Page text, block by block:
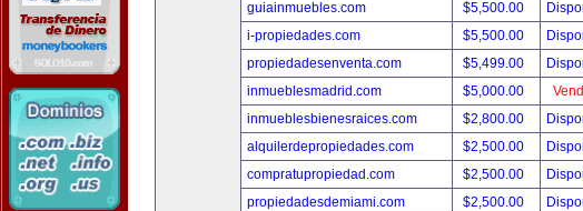
guiainmuebles.com
$5,500.00
i-propiedades.com
$5,500.00
propiedadesenventa.com
$5,499.00
inmueblesmadrid.com
$5,000.00
inmueblesbienesraices.com
$2,800.00
alquilerdepropiedades.com
$2,500.00
compratupropiedad.com
$2,500.00
propiedadesdemiami.com
$2,500.00